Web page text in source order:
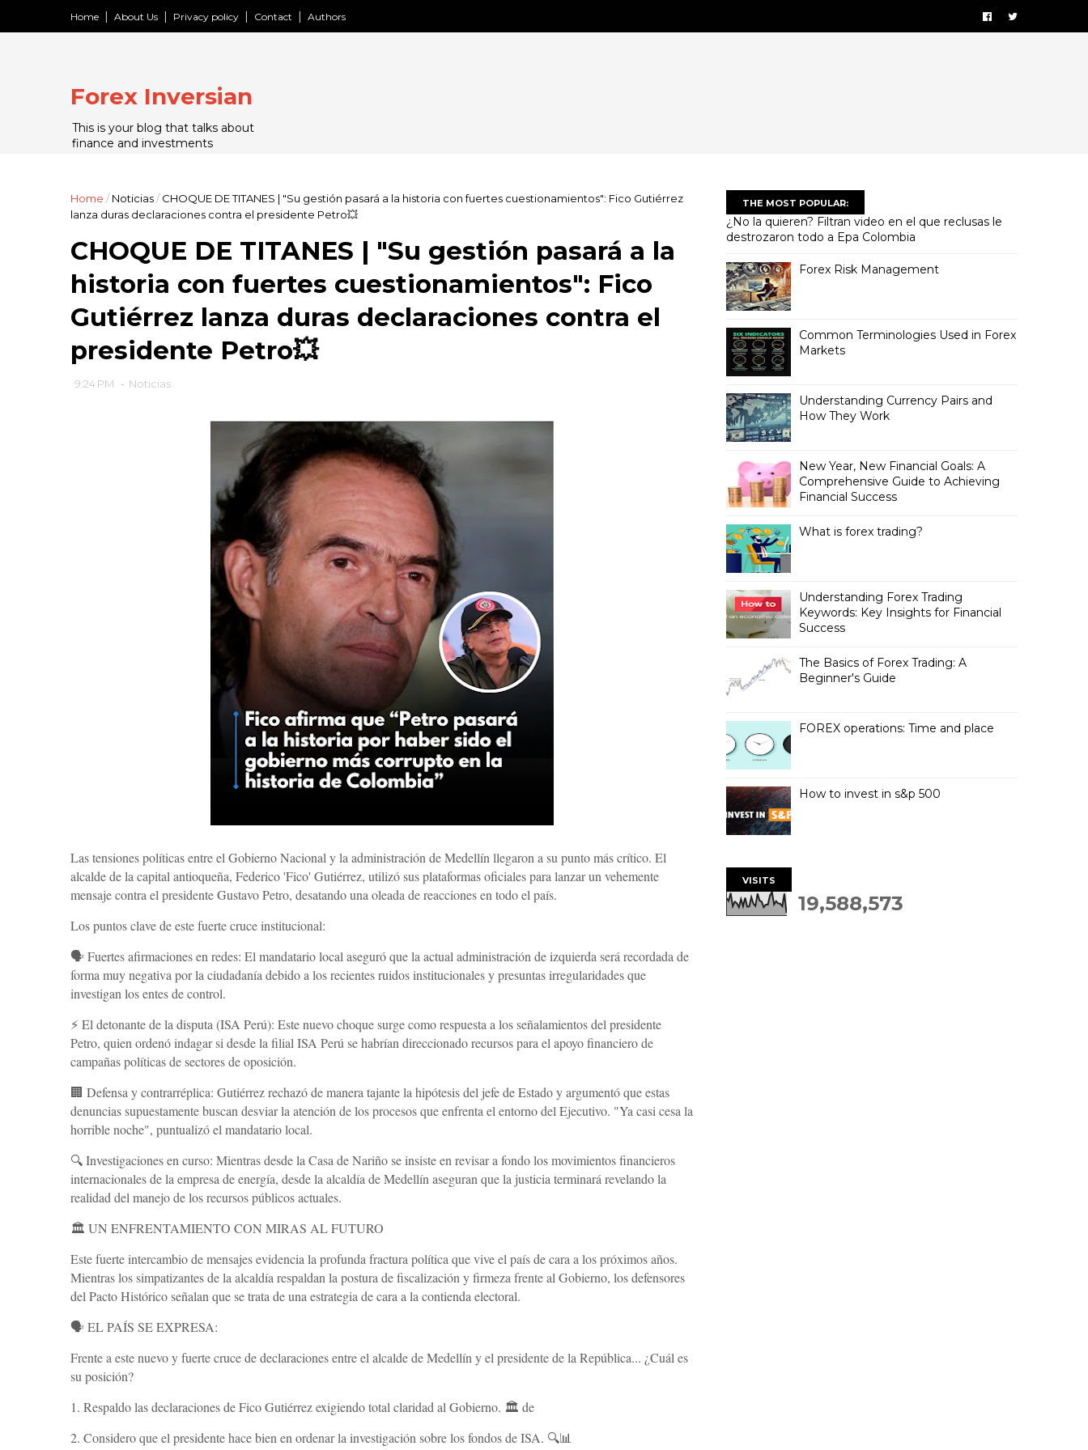
Home About Us Privacy policy Contact Authors
Forex Inversian
This is your blog that talks about
finance and investments
Home / Noticias/ CHOQUE DE TITANES | "Su gestión pasará a la historia con fuertes cuestionamientos": Fico Gutiérrez
lanza duras declaraciones contra el presidente Petro💥
CHOQUE DE TITANES | "Su gestión pasará a la
historia con fuertes cuestionamientos": Fico
Gutiérrez lanza duras declaraciones contra el
presidente Petro💥
9:24 PM - Noticias
Las tensiones políticas entre el Gobierno Nacional y la administración de Medellín llegaron a su punto más crítico. El
alcalde de la capital antioqueña, Federico 'Fico' Gutiérrez, utilizó sus plataformas oficiales para lanzar un vehemente
mensaje contra el presidente Gustavo Petro, desatando una oleada de reacciones en todo el país.
​Los puntos clave de este fuerte cruce institucional:
​🗣️ Fuertes afirmaciones en redes: El mandatario local aseguró que la actual administración de izquierda será recordada de
forma muy negativa por la ciudadanía debido a los recientes ruidos institucionales y presuntas irregularidades que
investigan los entes de control.
​⚡ El detonante de la disputa (ISA Perú): Este nuevo choque surge como respuesta a los señalamientos del presidente
Petro, quien ordenó indagar si desde la filial ISA Perú se habrían direccionado recursos para el apoyo financiero de
campañas políticas de sectores de oposición.
​🏢 Defensa y contrarréplica: Gutiérrez rechazó de manera tajante la hipótesis del jefe de Estado y argumentó que estas
denuncias supuestamente buscan desviar la atención de los procesos que enfrenta el entorno del Ejecutivo. "Ya casi cesa la
horrible noche", puntualizó el mandatario local.
​🔍 Investigaciones en curso: Mientras desde la Casa de Nariño se insiste en revisar a fondo los movimientos financieros
internacionales de la empresa de energía, desde la alcaldía de Medellín aseguran que la justicia terminará revelando la
realidad del manejo de los recursos públicos actuales.
​🏛️ UN ENFRENTAMIENTO CON MIRAS AL FUTURO
​Este fuerte intercambio de mensajes evidencia la profunda fractura política que vive el país de cara a los próximos años.
Mientras los simpatizantes de la alcaldía respaldan la postura de fiscalización y firmeza frente al Gobierno, los defensores
del Pacto Histórico señalan que se trata de una estrategia de cara a la contienda electoral.
​🗣️ EL PAÍS SE EXPRESA:
​Frente a este nuevo y fuerte cruce de declaraciones entre el alcalde de Medellín y el presidente de la República... ¿Cuál es
su posición?
​1. Respaldo las declaraciones de Fico Gutiérrez exigiendo total claridad al Gobierno. 🏛️ de
2. Considero que el presidente hace bien en ordenar la investigación sobre los fondos de ISA. 🔍📊
THE MOST POPULAR:
¿No la quieren? Filtran video en el que reclusas le
destrozaron todo a Epa Colombia
Forex Risk Management
Common Terminologies Used in Forex
Markets
Understanding Currency Pairs and
How They Work
New Year, New Financial Goals: A
Comprehensive Guide to Achieving
Financial Success
What is forex trading?
Understanding Forex Trading
Keywords: Key Insights for Financial
Success
The Basics of Forex Trading: A
Beginner's Guide
FOREX operations: Time and place
How to invest in s&p 500
VISITS
19,588,573